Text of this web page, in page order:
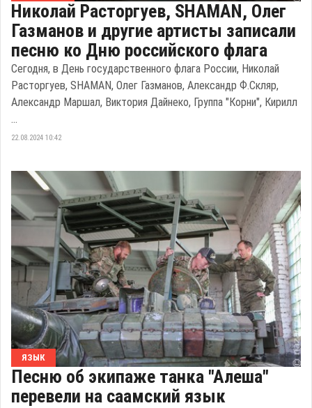
Николай Расторгуев, SHAMAN, Олег
Газманов и другие артисты записали
песню ко Дню российского флага
Сегодня, в День государственного флага России, Николай
Расторгуев, SHAMAN, Олег Газманов, Александр Ф.Скляр,
Александр Маршал, Виктория Дайнеко, Группа "Корни", Кирилл
...
22.08.2024 10:42
ЯЗЫК
Песню об экипаже танка "Алеша"
перевели на саамский язык